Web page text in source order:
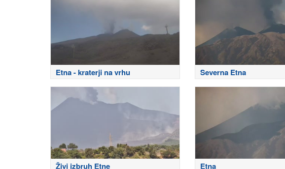
Etna - kraterji na vrhu Severna Etna
Živi izbruh Etne Etna